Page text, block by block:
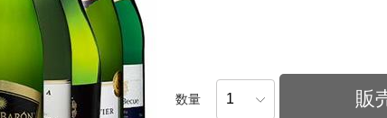
数量 販